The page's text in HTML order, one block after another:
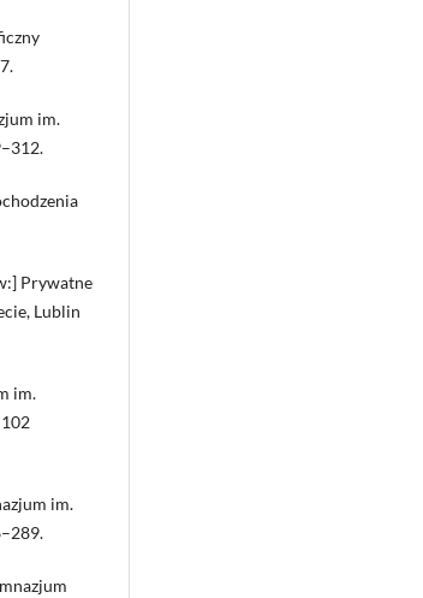
im.
Prywatne
Lublin
im.
im.